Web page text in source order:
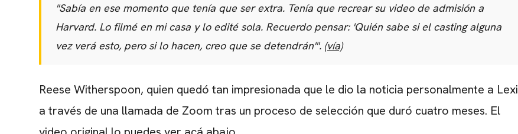
"Sabía en ese momento que tenía que ser extra. Tenía que recrear su video de admisión a
Harvard. Lo filmé en mi casa y lo edité sola. Recuerdo pensar: 'Quién sabe si el casting alguna
vez verá esto, pero si lo hacen, creo que se detendrán'". (vía)
Reese Witherspoon, quien quedó tan impresionada que le dio la noticia personalmente a Lexi
a través de una llamada de Zoom tras un proceso de selección que duró cuatro meses. El